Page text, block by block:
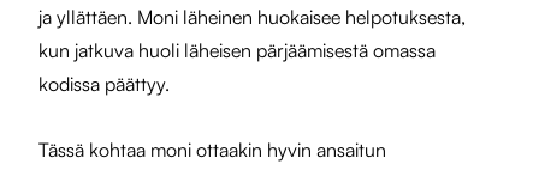
ja yllättäen. Moni läheinen huokaisee helpotuksesta,
kun jatkuva huoli läheisen pärjäämisestä omassa
kodissa päättyy.
Tässä kohtaa moni ottaakin hyvin ansaitun